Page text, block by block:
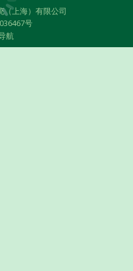
上海）有限公司
号
航